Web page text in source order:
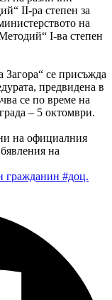
II-ра степен за
на
I-ва степен
се присъжда
предвидена в
се по време на
– 5 октомври.
на официалния
на
гражданин #доц.